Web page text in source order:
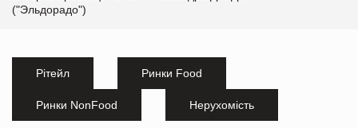
("Эльдорадо")
Рітейл Ринки Food
Ринки NonFood Нерухомість